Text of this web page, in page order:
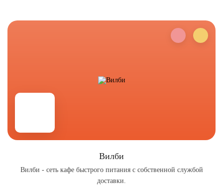
Вилби
Вилби - сеть кафе быстрого питания с собственной службой
доставки.